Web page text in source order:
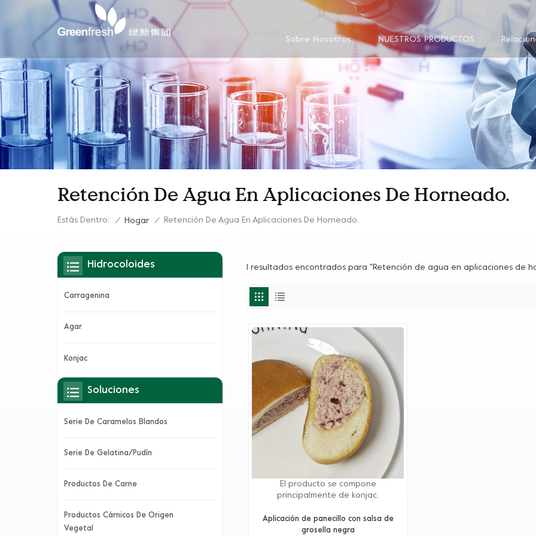
Sobre Nosotros NUESTROS PRODUCTOS
Retención De Agua En Aplicaciones De Horneado.
Estás Dentro: / Hogar / Retención De Agua En Aplicaciones De Horneado.
1 resultados encontrados para "Retención de agua en aplicaciones de
El producto se compone
principalmente de konjac,
naturales con efecto sinérgico, alta
viscosidad, rendimiento de alto costo
Aplicación de panecillo con salsa de
grosella negra
Hidrocoloides
Carragenina
Agar
Konjac
Soluciones
Serie De Caramelos Blandos
Serie De Gelatina/pudín
Productos De Carne
Productos Cárnicos De Origen
Vegetal